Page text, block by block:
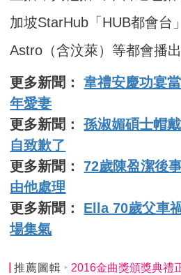
加坡StarHub「HUB都會台
Astro（含汶萊）等都會播出
更多新聞：韋禮安慶功宴
年愛妻
更多新聞：孫淑媚碩士帽
自致歉了
更多新聞：72歲陳盈潔後
由他處理
更多新聞： Ella 70歲父車
場集氣
推薦圖輯 2016金曲獎頒獎典禮